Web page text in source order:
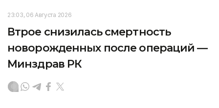
23:03, 06 Августа 2026
Втрое снизилась смертность
новорожденных после операций —
Минздрав РК